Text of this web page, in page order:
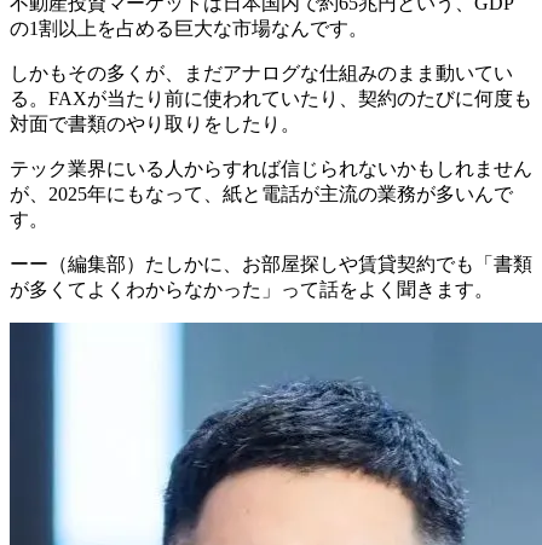
の1割以上を占める巨大な市場なんです。
しかもその多くが、まだアナログな仕組みのまま動いてい
る。FAXが当たり前に使われていたり、契約のたびに何度も
対面で書類のやり取りをしたり。
テック業界にいる人からすれば信じられないかもしれません
が、 2025年にもなって、紙と電話が主流の業務が多いんで
す。
ーー（編集部）たしかに、お部屋探しや賃貸契約でも「書類
が多くてよくわからなかった」って話をよく聞きます。